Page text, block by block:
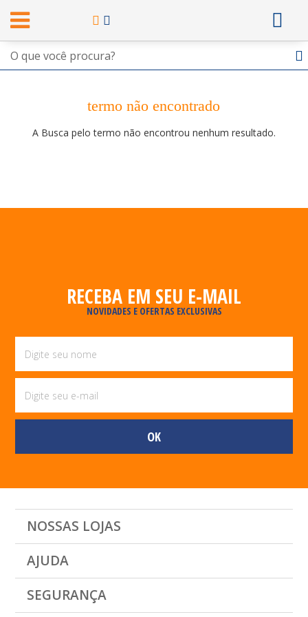
termo não encontrado
A Busca pelo termo não encontrou nenhum resultado.
RECEBA EM SEU E-MAIL
NOVIDADES E OFERTAS EXCLUSIVAS
NOSSAS LOJAS
AJUDA
SEGURANÇA